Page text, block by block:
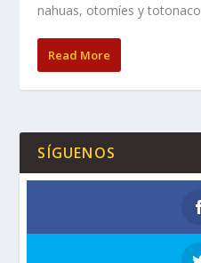
nahuas, otomíes y
Read More
SÍGUENOS